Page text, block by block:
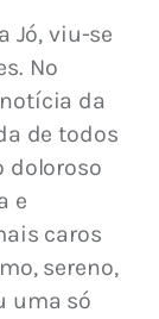
Jó, viu-se
No
da
de todos
doloroso
e
caros
sereno,
uma só